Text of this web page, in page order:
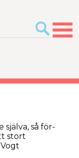
själva, så för­
stort